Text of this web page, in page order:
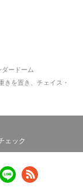
ードーム
きを置き、チェイス・
ェック